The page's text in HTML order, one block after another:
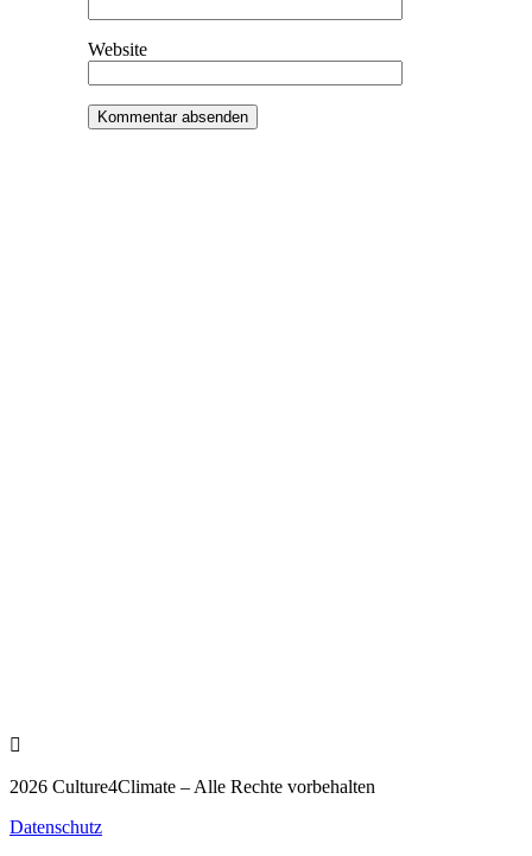
Website
Startförderung durch

2026 Culture4Climate – Alle Rechte vorbehalten
Datenschutz